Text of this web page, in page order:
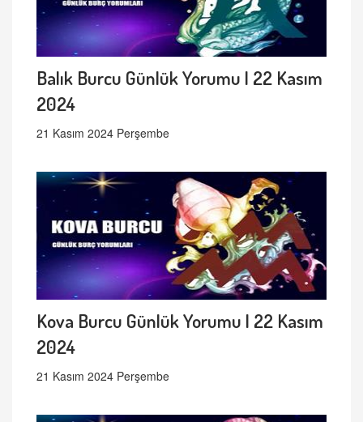
Balık Burcu Günlük Yorumu | 22 Kasım
2024
21 Kasım 2024 Perşembe
Kova Burcu Günlük Yorumu | 22 Kasım
2024
21 Kasım 2024 Perşembe